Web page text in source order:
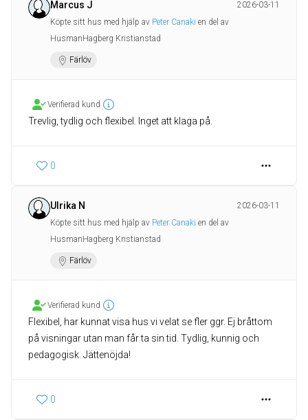
Marcus J
2026-03-11
Köpte sitt hus med hjälp av Peter Canaki en del av
HusmanHagberg Kristianstad
Färlöv
Verifierad kund
Trevlig, tydlig och flexibel. Inget att klaga på.
0
Ulrika N
2026-03-11
Köpte sitt hus med hjälp av Peter Canaki en del av
HusmanHagberg Kristianstad
Färlöv
Verifierad kund
Flexibel, har kunnat visa hus vi velat se fler ggr. Ej bråttom
på visningar utan man får ta sin tid. Tydlig, kunnig och
pedagogisk. Jättenöjda!
0